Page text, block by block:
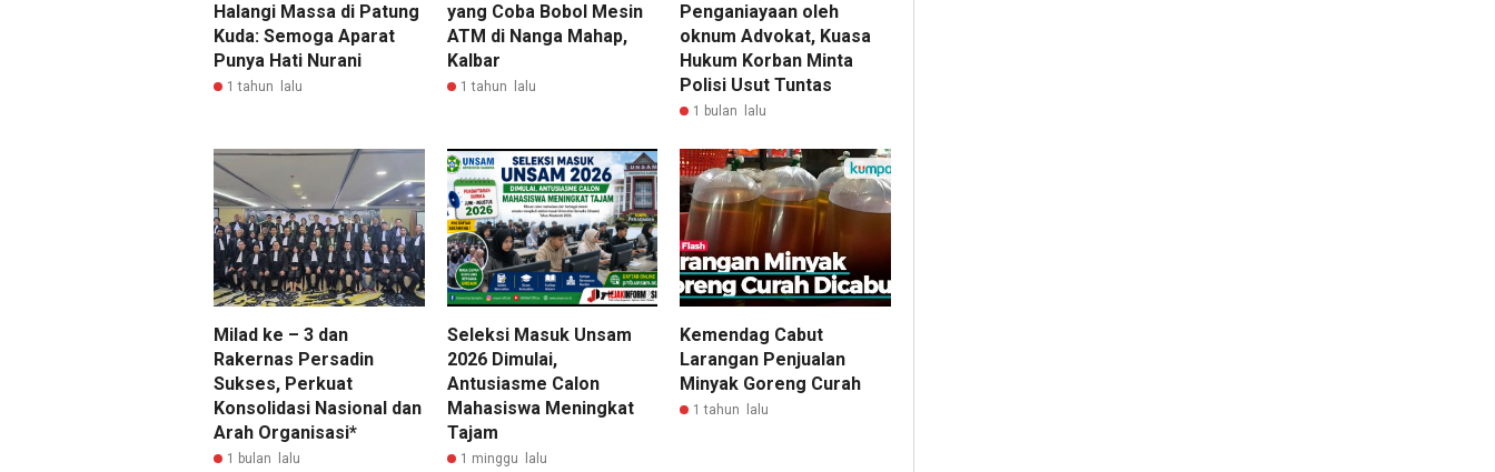
Halangi Massa di Patung
Kuda: Semoga Aparat
Punya Hati Nurani
1 tahun lalu
yang Coba Bobol Mesin
ATM di Nanga Mahap,
Kalbar
1 tahun lalu
Penganiayaan oleh
oknum Advokat, Kuasa
Hukum Korban Minta
Polisi Usut Tuntas
1 bulan lalu
Milad ke – 3 dan
Rakernas Persadin
Sukses, Perkuat
Konsolidasi Nasional dan
Arah Organisasi*
1 bulan lalu
Seleksi Masuk Unsam
2026 Dimulai,
Antusiasme Calon
Mahasiswa Meningkat
Tajam
1 minggu lalu
Kemendag Cabut
Larangan Penjualan
Minyak Goreng Curah
1 tahun lalu